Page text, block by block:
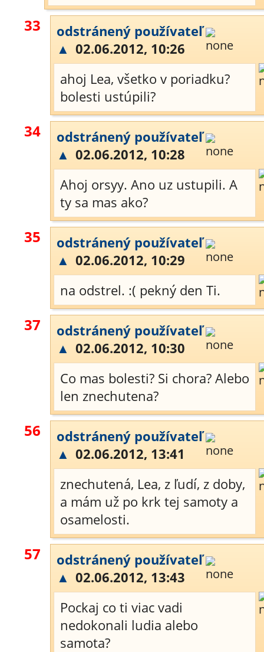
33
odstránený používateľ
▲ 02.06.2012, 10:26
ahoj Lea, všetko v poriadku?
bolesti ustúpili?
34
odstránený používateľ
▲ 02.06.2012, 10:28
Ahoj orsyy. Ano uz ustupili. A
ty sa mas ako?
35
odstránený používateľ
▲ 02.06.2012, 10:29
na odstrel. :( pekný den Ti.
37
odstránený používateľ
▲ 02.06.2012, 10:30
Co mas bolesti? Si chora? Alebo
len znechutena?
56
odstránený používateľ
▲ 02.06.2012, 13:41
znechutená, Lea, z ľudí, z doby,
a mám už po krk tej samoty a
osamelosti.
57
odstránený používateľ
▲ 02.06.2012, 13:43
Pockaj co ti viac vadi
nedokonali ludia alebo
samota?